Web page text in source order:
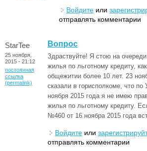
Войдите или
отправлять комментарии
StarTee
25 ноября,
2015 - 21:12
постоянная
ссылка
(permalink)
Вопрос
Здраствуйте! Я стою на
жилья по льготному кредиту,
общежитии более 10 лет. 23
сказали в горисполкоме, что
ноября 2015 года я не имею
жилья по льготному кредиту.
№460 от 16 ноябра 2015 года
Войдите или
отправлять комментарии